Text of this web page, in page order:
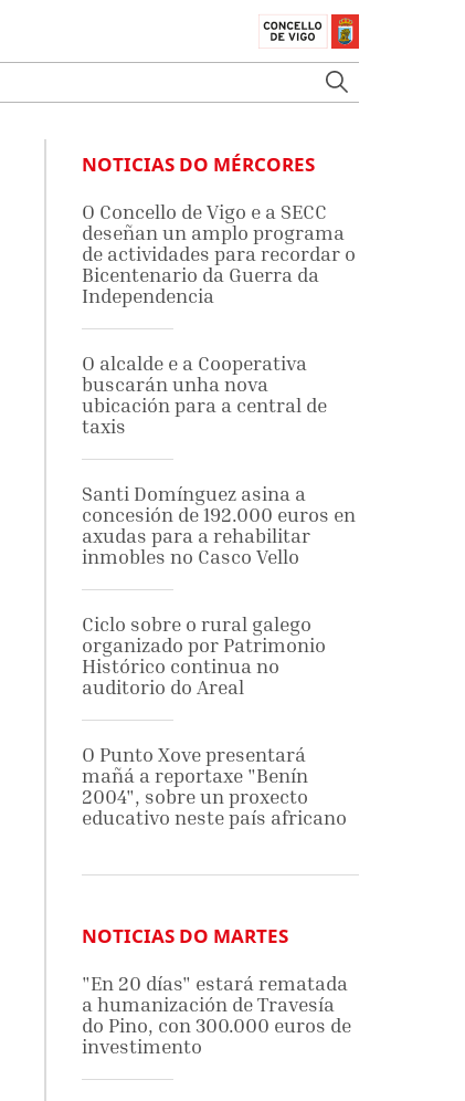
NOTICIAS DO MÉRCORES
O Concello de Vigo e a SECC
deseñan un amplo programa
de actividades para recordar o
Bicentenario da Guerra da
Independencia
O alcalde e a Cooperativa
buscarán unha nova
ubicación para a central de
taxis
Santi Domínguez asina a
concesión de 192.000 euros en
axudas para a rehabilitar
inmobles no Casco Vello
Ciclo sobre o rural galego
organizado por Patrimonio
Histórico continua no
auditorio do Areal
O Punto Xove presentará
mañá a reportaxe "Benín
2004", sobre un proxecto
educativo neste país africano
NOTICIAS DO MARTES
"En 20 días" estará rematada
a humanización de Travesía
do Pino, con 300.000 euros de
investimento